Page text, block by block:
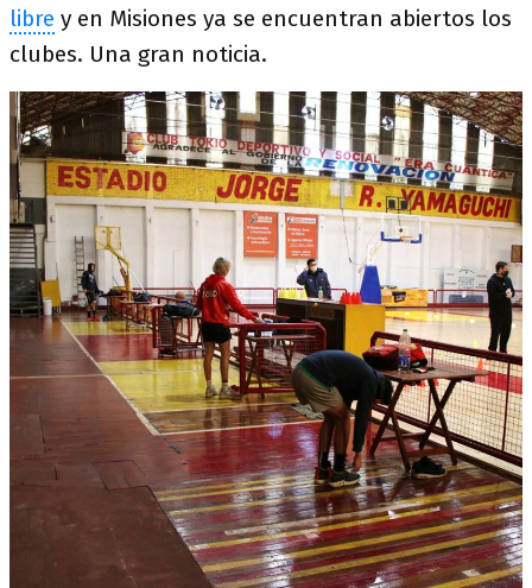
libre y en Misiones ya se encuentran abiertos los
clubes. Una gran noticia.